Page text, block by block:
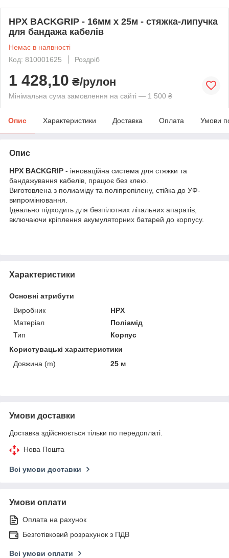
HPX BACKGRIP - 16мм x 25м - стяжка-липучка
для бандажа кабелів
Немає в наявності
Код: 810001625
Роздріб
1 428,10 ₴/рулон
Мінімальна сума замовлення на сайті — 1 500 ₴
Опис Характеристики Доставка Оплата Умови
Опис
HPX BACKGRIP - інноваційна система для стяжки та
бандажування кабелів, працює без клею.
Виготовлена з полиаміду та поліпропілену, стійка до УФ-
випромінювання.
Ідеально підходить для безпілотних літальних апаратів,
включаючи кріплення акумуляторних батарей до корпусу.
Характеристики
Основні атрибути
Виробник
HPX
Матеріал
Поліамід
Тип
Корпус
Користувацькі характеристики
Довжина (m)
25 м
Умови доставки
Доставка здійснюється тільки по передоплаті.
Нова Пошта
Всі умови доставки
Умови оплати
Оплата на рахунок
Безготівковий розрахунок з ПДВ
Всі умови оплати